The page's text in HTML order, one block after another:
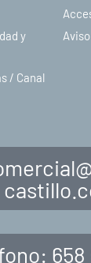
y
/ Canal
658